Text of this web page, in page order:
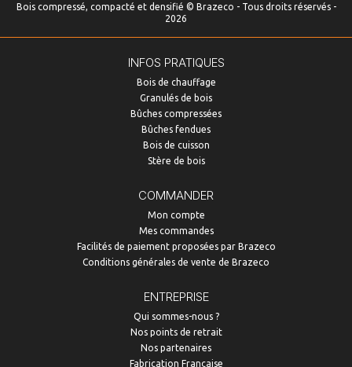
Bois compressé, compacté et densifié © Brazeco - Tous droits réservés -
2026
INFOS PRATIQUES
Bois de chauffage
Granulés de bois
Bûches compressées
Bûches fendues
Bois de cuisson
Stère de bois
COMMANDER
Mon compte
Mes commandes
Facilités de paiement proposées par Brazeco
Conditions générales de vente de Brazeco
ENTREPRISE
Qui sommes-nous ?
Nos points de retrait
Nos partenaires
Fabrication Française